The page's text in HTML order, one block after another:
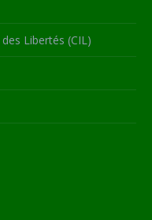
Libertés (CIL)